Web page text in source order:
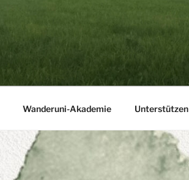
Wanderuni-Akademie Unterstützen